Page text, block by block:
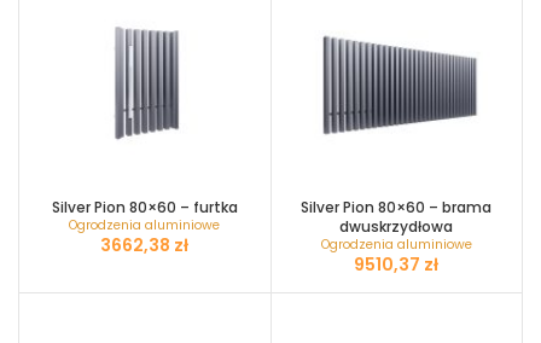
Silver Pion 80×60 – furtka
Ogrodzenia aluminiowe
zł
Silver Pion 80×60 – brama
dwuskrzydłowa
Ogrodzenia aluminiowe
zł